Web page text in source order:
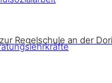
Regelschule an der